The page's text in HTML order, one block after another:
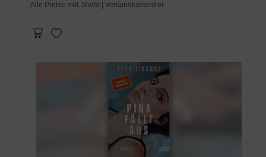
Alle Preise inkl. MwSt | Versandkostenfrei